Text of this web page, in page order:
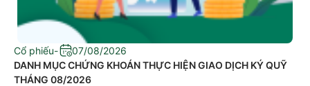
Cổ phiếu-
07/08/2026
DANH MỤC CHỨNG KHOÁN THỰC HIỆN GIAO DỊCH KÝ QUỸ
THÁNG 08/2026